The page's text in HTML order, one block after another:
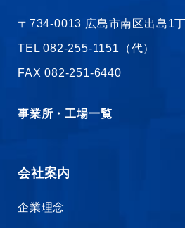
〒734‐0013 広島市南区出島1
TEL 082-255-1151（代）
FAX 082-251-6440
事業所・工場一覧
会社案内
企業理念